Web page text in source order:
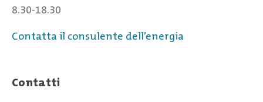
8.30-18.30
Contatta il consulente dell’energia
Contatti